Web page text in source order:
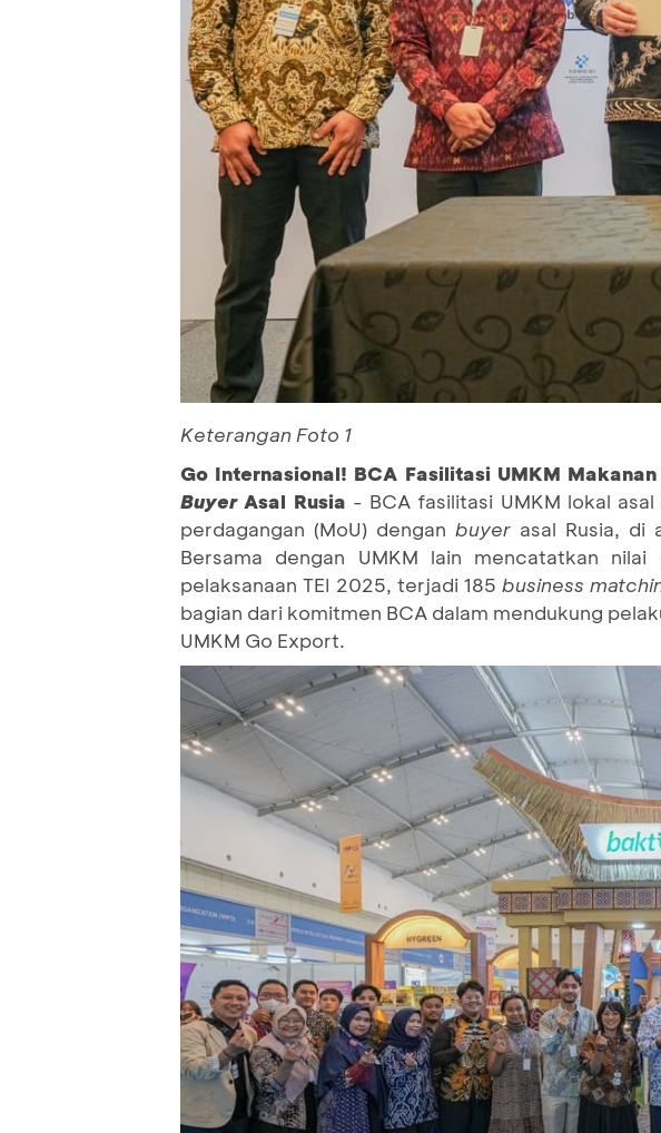
Keterangan Foto 1
Go Internasional! BCA Fasilitasi UMKM
Buyer Asal Rusia - BCA fasilitasi UMKM lokal
perdagangan (MoU) dengan buyer asal Rusia, di
Bersama dengan UMKM lain mencatatkan
pelaksanaan TEI 2025, terjadi 185business
bagian dari komitmen BCA dalam mendukung
UMKM Go Export.